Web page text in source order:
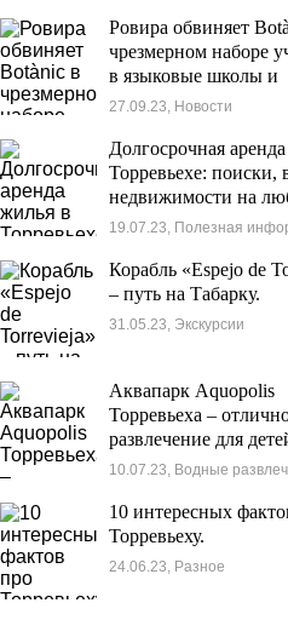
Ровира обвиняет
чрезмерном наборе
в языковые школы и
проблемах с
27.09.23, Новости
Долгосрочная
Торревьехе: поиски,
недвижимости на
бюджет
Корабль «Espejo de
– путь на Табарку.
31.05.23, Экскурсии
Аквапарк Aquopolis
Торревьеха –
развлечение для
взрослых
10.07.23, Водные
10 интересных
Торревьеху.
24.06.23, Разное